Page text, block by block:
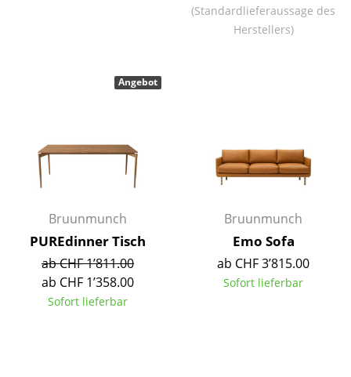
Stehtische & Stehpulte
Gartentische
Servierwagen
Einzelteile
(Standardlieferaussage des
Herstellers)
Bruunmunch
PUREdinner Tisch
ab CHF 1’811.00
ab CHF 1’358.00
Sofort lieferbar
Angebot
Bruunmunch
Emo Sofa
ab CHF 3’815.00
Sofort lieferbar